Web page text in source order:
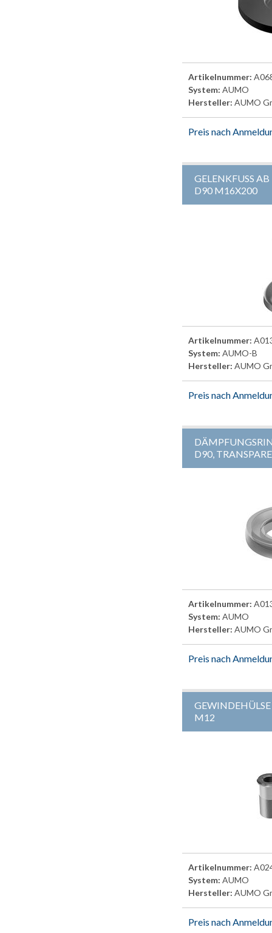
Artikelnummer:
System: AUMO
Hersteller: AUMO
Preis nach
GELENKFUSS AB
D90 M16X200
Artikelnummer:
System: AUMO-B
Hersteller: AUMO
Preis nach
D90,
Artikelnummer:
System: AUMO
Hersteller: AUMO
Preis nach
M12
Artikelnummer:
System: AUMO
Hersteller: AUMO
Preis nach